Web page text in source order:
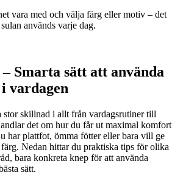
vara med och välja färg eller motiv – det
används varje dag.
Smarta sätt att använda
vardagen
stor skillnad i allt från vardagsrutiner till
det om hur du får ut maximal komfort
har plattfot, ömma fötter eller bara vill ge
Nedan hittar du praktiska tips för olika
bara konkreta knep för att använda
sätt.